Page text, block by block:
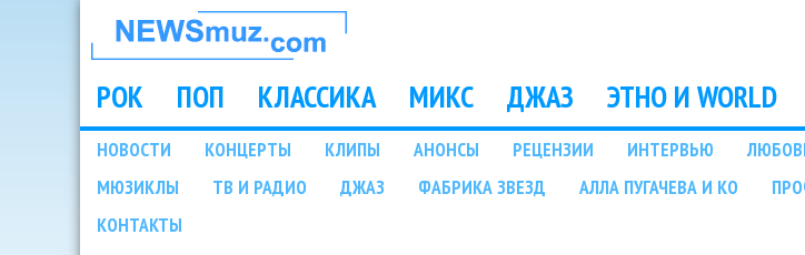
НОВОСТИ
МУЗЫКИ И
ШОУ БИЗНЕСА
NEWSMUZ.COM
Main menu
РОК ПОП КЛАССИКА МИКС ДЖАЗ ЭТНО И WORLD
Подразделы
НОВОСТИ КОНЦЕРТЫ КЛИПЫ АНОНСЫ РЕЦЕНЗИИ ИНТЕРВЬЮ
МЮЗИКЛЫ
ТВ И РАДИО ДЖАЗ ФАБРИКА ЗВЕЗД АЛЛА ПУГАЧЕВА И КО
КОНТАКТЫ